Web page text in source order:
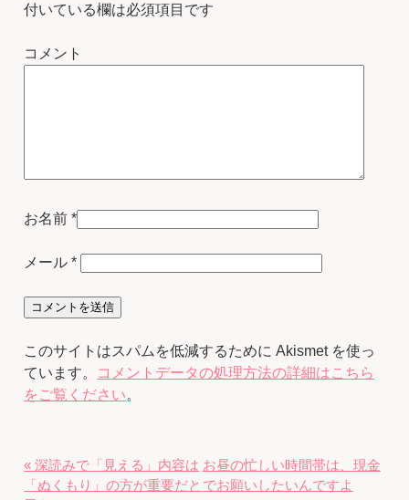
付いている欄は必須項目です
コメント
お名前 *
メール*
このサイトはスパムを低減するために Akismet を使っ
ています。
コメントデータの処理方法の詳細はこちら
をご覧ください。
« 深読みで「見える」内容は
「ぬくもり」の方が重要だと
お昼の忙しい時間帯は、現金
でお願いしたいんですよ